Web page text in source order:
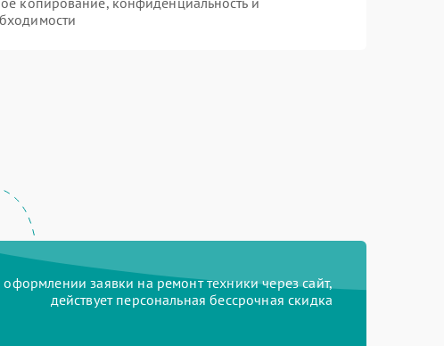
заявки на ремонт техники через сайт,
действует персональная бессрочная скидка